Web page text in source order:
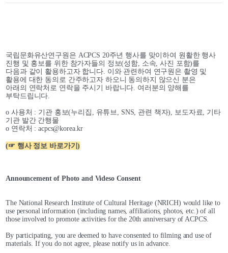
국립문화유산연구원은 ACPCS 20주년 행사를 맞이하여 원활한 행사
진행 및 홍보를 위한 참가자들의 정보(성함, 소속, 사진 포함)를
다음과 같이 활용하고자 합니다. 이와 관련하여 연구원은 촬영 및
활용에 대한 동의로 간주하고자 하오니 동의하지 않으신 분은
아래의 연락처로 연락을 주시기 바랍니다. 여러분의 양해를
부탁드립니다.
o 사용처 : 기관 홍보(누리집, 유튜브, SNS, 관련 책자), 보도자료, 기타
기관 발간 간행물
o 연락처 : acpcs@korea.kr
(☞ 행사 정보 바로가기)
Announcement of Photo and Videso Consent
The National Research Institute of Cultural Heritage (NRICH) would like to
use personal information (including names, affiliations, photos, etc.) of all
those involved to promote activities for the 20th anniversary of ACPCS.
By participating, you are deemed to have consented to filming and use of
materials. If you do not agree, please notify us in advance.